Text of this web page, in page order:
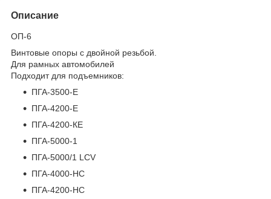
Описание
ОП-6
Винтовые опоры с двойной резьбой.
Для рамных автомобилей
Подходит для подъемников:
ПГА-3500-Е
ПГА-4200-Е
ПГА-4200-КЕ
ПГА-5000-1
ПГА-5000/1 LCV
ПГА-4000-НС
ПГА-4200-НС